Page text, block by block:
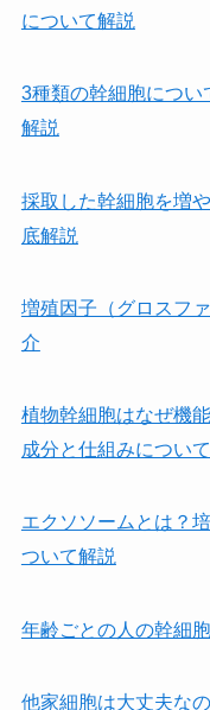
について解説
3種類の幹細胞につい
解説
採取した幹細胞を増
底解説
増殖因子（グロスフ
介
植物幹細胞はなぜ機
成分と仕組みについ
エクソソームとは？
ついて解説
年齢ごとの人の幹細
他家細胞は⼤丈夫な